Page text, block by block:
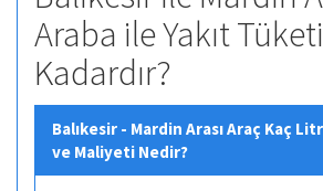
Araba ile Yakıt
Kadardır?
Balıkesir - Mardin Arası Araç Kaç
ve Maliyeti Nedir?